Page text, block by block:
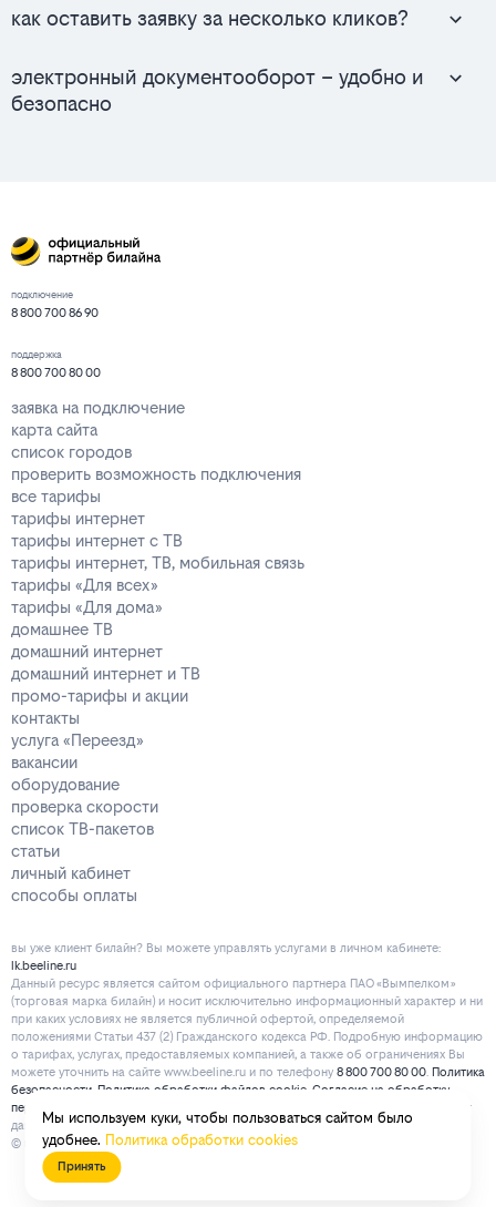
как оставить заявку за несколько кликов?
электронный документооборот – удобно и
безопасно
подключение
8 800 700 86 90
поддержка
8 800 700 80 00
заявка на подключение
карта сайта
список городов
проверить возможность подключения
все тарифы
тарифы интернет
тарифы интернет с ТВ
тарифы интернет, ТВ, мобильная связь
тарифы «Для всех»
тарифы «Для дома»
домашнее ТВ
домашний интернет
домашний интернет и ТВ
промо-тарифы и акции
контакты
услуга «Переезд»
вакансии
оборудование
проверка скорости
список ТВ-пакетов
статьи
личный кабинет
способы оплаты
вы уже клиент билайн? Вы можете управлять услугами в личнoм кaбинeтe:
lk.beeline.ru
Данный ресурс является сайтом официального партнера ПАО «Вымпелком»
(торговая марка билайн) и носит исключительно информационный характер и ни
при каких условиях не является публичной офертой, определяемой
положениями Статьи 437 (2) Гражданского кодекса РФ. Подробную информацию
о тарифах, услугах, предоставляемых компанией, а также об ограничениях Вы
можете уточнить на сайте www.beeline.ru и по телефону 8 800 700 80 00. Политика
безопасности Политика обработки файлов cookie Согласие на обработку
персональных данных
. Отписаться от получения информационных рассылок от
данного ресурса можно настранице.
© mirbeeline.ru - официальный партнер билайн. 2026 г.
Мы используем куки, чтобы пользоваться сайтом было
удобнее. Политика обработки cookies
Принять